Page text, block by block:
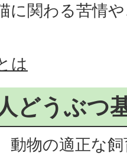
に関わる苦情
は
どうぶつ
動物の適正な